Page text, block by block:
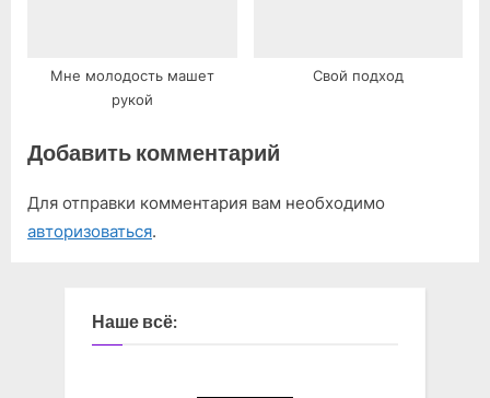
Мне молодость машет
рукой
Свой подход
Добавить комментарий
Для отправки комментария вам необходимо
авторизоваться.
Наше всё: